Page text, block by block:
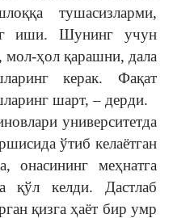
тушасизларми,
иши. Шунинг учун
ҳол қарашни, дала
керак. Фақат
шарт, – дерди.
университетда
ўтиб келаётган
онасининг меҳнатга
қўл келди. Дастлаб
қизга ҳаёт бир умр